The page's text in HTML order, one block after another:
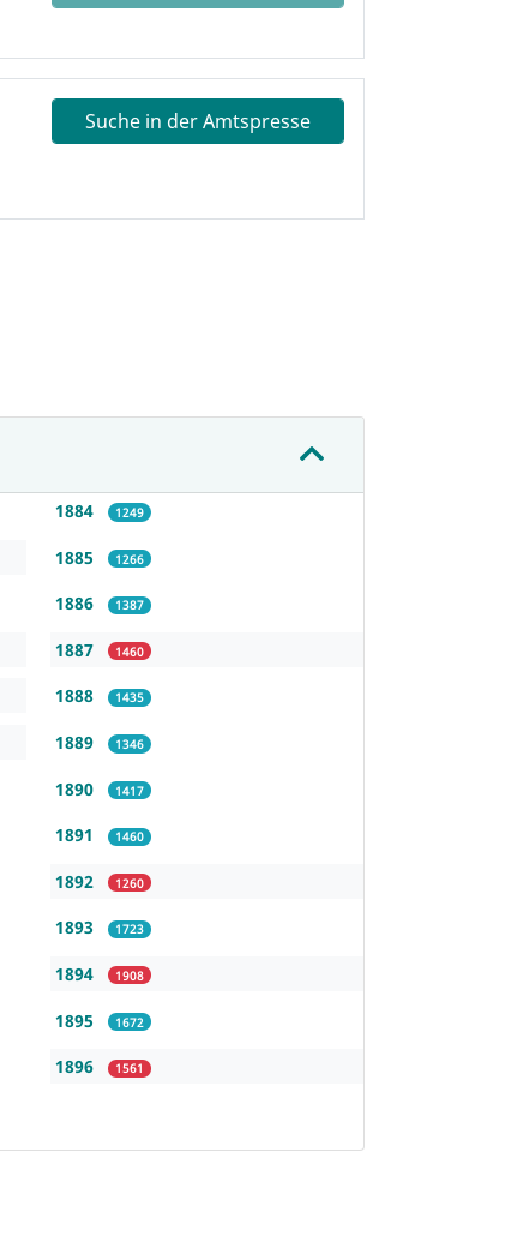
Suche in der Amtspresse
1884 1249
1885 1266
1886 1387
1887 1460
1888 1435
1889 1346
1890 1417
1891 1460
1892 1260
1893 1723
1894 1908
1895 1672
1896 1561